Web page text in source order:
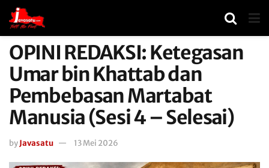
OPINI REDAKSI: Ketegasan
Umar bin Khattab dan
Pembebasan Martabat
Manusia (Sesi 4 – Selesai)
byJavasatu 13 Mei 2026